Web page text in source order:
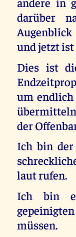
darüber
und jetzt ist
Dies ist
um endlich
der
Ich bin
laut rufen.
Ich bin
müssen.